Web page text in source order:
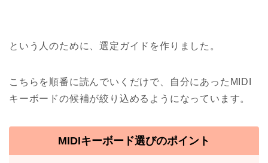
という人のために、選定ガイドを作りました。
こちらを順番に読んでいくだけで、自分にあったMIDI
キーボードの候補が絞り込めるようになっています。
MIDIキーボード選びのポイント